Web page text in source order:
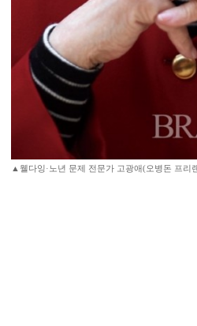
▲웰다잉·노년 문제 전문가 고광애(오병돈 프리